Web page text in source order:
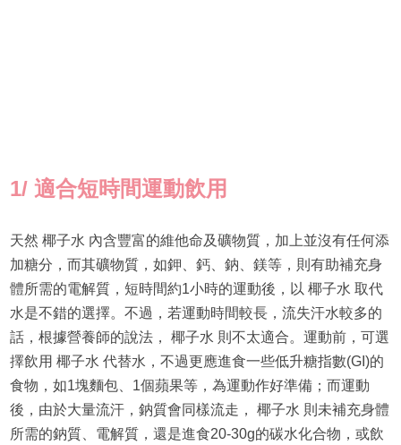
1/ 適合短時間運動飲用
天然 椰子水 內含豐富的維他命及礦物質，加上並沒有任何添
加糖分，而其礦物質，如鉀、鈣、鈉、鎂等，則有助補充身
體所需的電解質，短時間約1小時的運動後，以 椰子水 取代
水是不錯的選擇。不過，若運動時間較長，流失汗水較多的
話，根據營養師的說法， 椰子水 則不太適合。運動前，可選
擇飲用 椰子水 代替水，不過更應進食一些低升糖指數(GI)的
食物，如1塊麵包、1個蘋果等，為運動作好準備；而運動
後，由於大量流汗，鈉質會同樣流走， 椰子水 則未補充身體
所需的鈉質、電解質，還是進食20-30g的碳水化合物，或飲